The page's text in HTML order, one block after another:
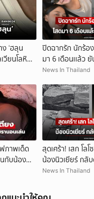
‘ฮลุน
เวียนโลหิต
ปิดฉากรัก นักร้อ
มา 6 เดือนเเล้ว
News In Thailand
ฟภาพเด็ด
นกับน้อง
สุดเศร้า! เสก โล
น้องนิวเยียร์ กลับ
News In Thailand